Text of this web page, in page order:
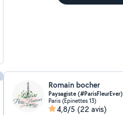
Romain bocher
Paysagiste (#ParisFleurEver)
Paris (Epinettes 13)
4,8/5 (22 avis)